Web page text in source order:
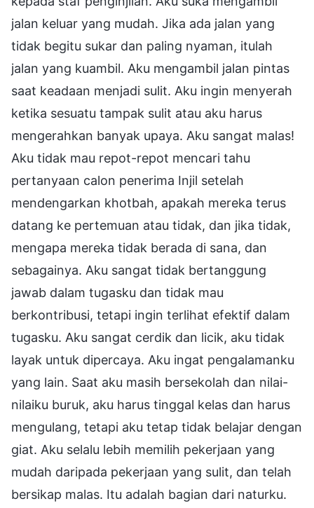
jalan keluar yang mudah. Jika ada jalan yang
tidak begitu sukar dan paling nyaman, itulah
jalan yang kuambil. Aku mengambil jalan pintas
saat keadaan menjadi sulit. Aku ingin menyerah
ketika sesuatu tampak sulit atau aku harus
mengerahkan banyak upaya. Aku sangat malas!
Aku tidak mau repot-repot mencari tahu
pertanyaan calon penerima Injil setelah
mendengarkan khotbah, apakah mereka terus
datang ke pertemuan atau tidak, dan jika tidak,
mengapa mereka tidak berada di sana, dan
sebagainya. Aku sangat tidak bertanggung
jawab dalam tugasku dan tidak mau
berkontribusi, tetapi ingin terlihat efektif dalam
tugasku. Aku sangat cerdik dan licik, aku tidak
layak untuk dipercaya. Aku ingat pengalamanku
yang lain. Saat aku masih bersekolah dan nilai-
nilaiku buruk, aku harus tinggal kelas dan harus
mengulang, tetapi aku tetap tidak belajar dengan
giat. Aku selalu lebih memilih pekerjaan yang
mudah daripada pekerjaan yang sulit, dan telah
bersikap malas. Itu adalah bagian dari naturku.